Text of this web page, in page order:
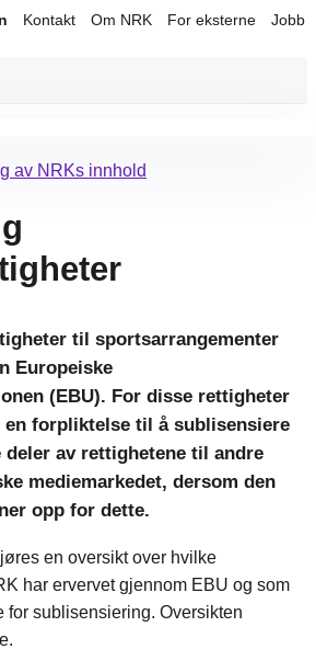
Kontakt Om NRK For eksterne Jobb
av NRKs innhold
til sportsarrangementer
Europeiske
(EBU). For disse rettigheter
en forpliktelse til å sublisensiere
deler av rettighetene til andre
mediemarkedet, dersom den
opp for dette.
en oversikt over hvilke
har ervervet gjennom EBU og som
for sublisensiering. Oversikten